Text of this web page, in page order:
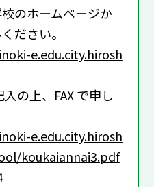
のホームページか
ださい。
e.edu.city.hirosh
の上、FAX で申し
e.edu.city.hirosh
koukaiannai3.pdf